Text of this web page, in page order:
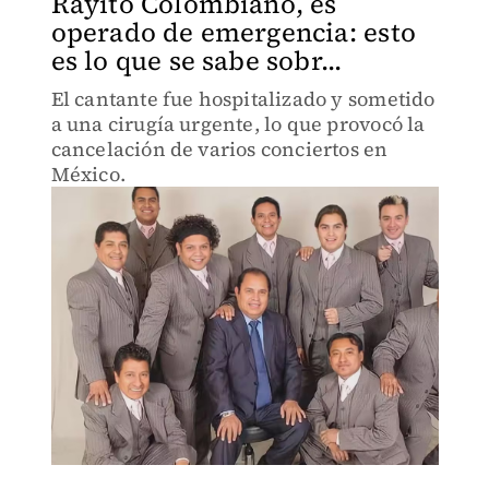
operado de emergencia: esto
es lo que se sabe sobr...
El cantante fue hospitalizado y sometido
a una cirugía urgente, lo que provocó la
cancelación de varios conciertos en
México.